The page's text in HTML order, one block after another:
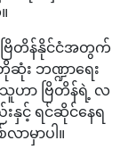
ြိတိန်နိုင်ငံအတွက်
ဘဏ္ဍာရေး
ဟာ ဗြိတိန်ရဲ့ လ
နှင့် ရင်ဆိုင်နေရ
ာမှာပါ။